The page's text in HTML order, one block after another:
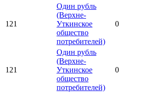
121
Один рубль
(Верхне-
Уткинское
общество
потребителей)
0
121
Один рубль
(Верхне-
Уткинское
общество
потребителей)
0